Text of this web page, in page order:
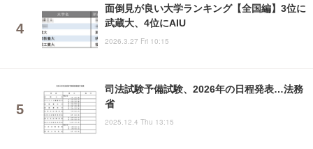
面倒見が良い大学ランキング【全国編】3位に
武蔵大、4位にAIU
2026.3.27 Fri 10:15
司法試験予備試験、2026年の日程発表…法務
省
2025.12.4 Thu 13:15